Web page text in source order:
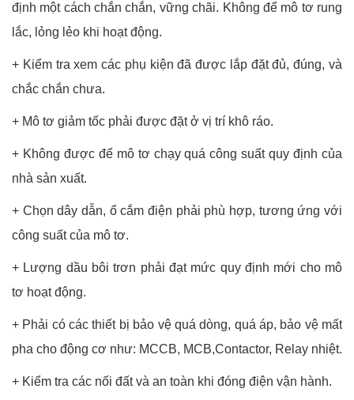
định một cách chắn chắn, vững chãi. Không để mô tơ rung
lắc, lỏng lẻo khi hoạt động.
+ Kiểm tra xem các phụ kiện đã được lắp đặt đủ, đúng, và
chắc chắn chưa.
+ Mô tơ giảm tốc phải được đặt ở vị trí khô ráo.
+ Không được để mô tơ chạy quá công suất quy định của
nhà sản xuất.
+ Chọn dây dẫn, ổ cắm điện phải phù hợp, tương ứng với
công suất của mô tơ.
+ Lượng dầu bôi trơn phải đạt mức quy định mới cho mô
tơ hoạt động.
+ Phải có các thiết bị bảo vệ quá dòng, quá áp, bảo vệ mất
pha cho động cơ như: MCCB, MCB,Contactor, Relay nhiệt.
+ Kiểm tra các nối đất và an toàn khi đóng điện vận hành.